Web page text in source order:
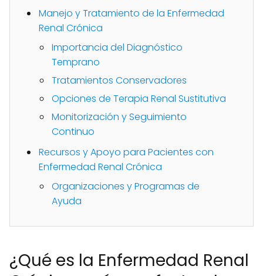
Manejo y Tratamiento de la Enfermedad
Renal Crónica
Importancia del Diagnóstico
Temprano
Tratamientos Conservadores
Opciones de Terapia Renal Sustitutiva
Monitorización y Seguimiento
Continuo
Recursos y Apoyo para Pacientes con
Enfermedad Renal Crónica
Organizaciones y Programas de
Ayuda
¿Qué es la Enfermedad Renal